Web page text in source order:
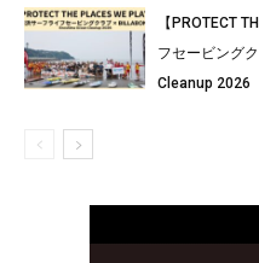
【PROTECT
フセービング
Cleanup 2026